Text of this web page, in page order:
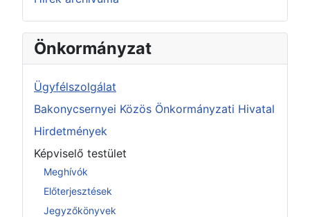
Önkormányzat
Ügyfélszolgálat
Bakonycsernyei Közös Önkormányzati Hivatal
Hirdetmények
Képviselő testület
Meghívók
Előterjesztések
Jegyzőkönyvek